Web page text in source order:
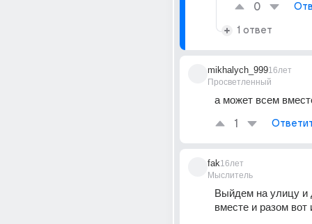
0
1 ответ
mikhalych_999
Просветленный
16лет
а может всем
1
fak
Мыслитель
16лет
Выйдем на улицу и
вместе и разом вот